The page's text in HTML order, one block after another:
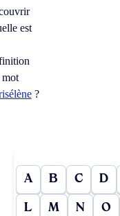
est
mot
?
A B C D
L M N O